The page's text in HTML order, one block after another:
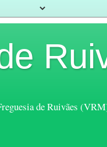
de Ruivães